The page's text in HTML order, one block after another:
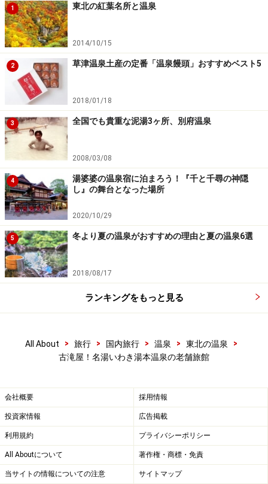
1 東北の紅葉名所と温泉
2014/10/15
2 草津温泉土産の定番「温泉饅頭」おすすめベスト5
2018/01/18
3 全国でも貴重な泥湯3ヶ所、別府温泉
2008/03/08
4
湯婆婆の温泉宿に泊まろう！『千と千尋の神隠
し』の舞台となった場所
2020/10/29
5 冬より夏の温泉がおすすめの理由と夏の温泉6選
2018/08/17
ランキングをもっと見る
All About > 旅行 > 国内旅行 > 温泉 > 東北の温泉
>
古滝屋！名湯いわき湯本温泉の老舗旅館
会社概要 採用情報
投資家情報 広告掲載
利用規約 プライバシーポリシー
All Aboutについて 著作権・商標・免責
当サイトの情報についての注意 サイトマップ